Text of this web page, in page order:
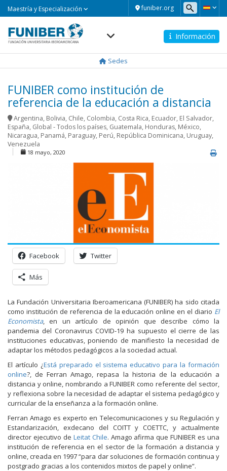
funiber.org
Maestría y Especialización
Información
Sedes
FUNIBER como institución de
referencia de la educación a distancia
Argentina, Bolivia, Chile, Colombia, Costa Rica, Ecuador, El Salvador,
España, Global - Todos los países, Guatemala, Honduras, México,
Nicaragua, Panamá, Paraguay, Perú, República Dominicana, Uruguay,
Venezuela
18 mayo, 2020
Facebook Twitter
Más
La Fundación Universitaria Iberoamericana (FUNIBER) ha sido citada
como institución de referencia de la educación online en el diario El
Economista, en un artículo de opinión que describe cómo la
pandemia del Coronavirus COVID-19 ha supuesto el cierre de las
instituciones educativas, poniendo de manifiesto la necesidad de
adaptar los métodos pedagógicos a la sociedad actual.
El artículo ¿Está preparado el sistema educativo para la formación
online?, de Ferran Amago, repasa la historia de la educación a
distancia y online, nombrando a FUNIBER como referente del sector,
y reflexiona sobre la necesidad de adaptar el sistema pedagógico y
curricular de la enseñanza a la formación online.
Ferran Amago es experto en Telecomunicaciones y su Regulación y
Estandarización, exdecano del COITT y COETTC, y actualmente
director ejecutivo de Leitat Chile. Amago afirma que FUNIBER es una
institución de referencia en el sector de la formación a distancia y
online, creada en 1997 “para dar soluciones de formación continua y
postgrado gracias a los contenidos mixtos de papel y online”.